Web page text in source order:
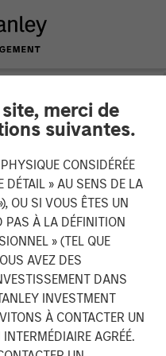
merci de
suivantes.
CONSIDÉRÉE
DÉTAIL » AU SENS DE LA
OU SI VOUS ÊTES UN
PAS À LA DÉFINITION
» (TEL QUE
AVEZ DES
DANS
INVESTMENT
À CONTACTER UN
AGRÉÉ.
$30M
Round Led
solutions
market share